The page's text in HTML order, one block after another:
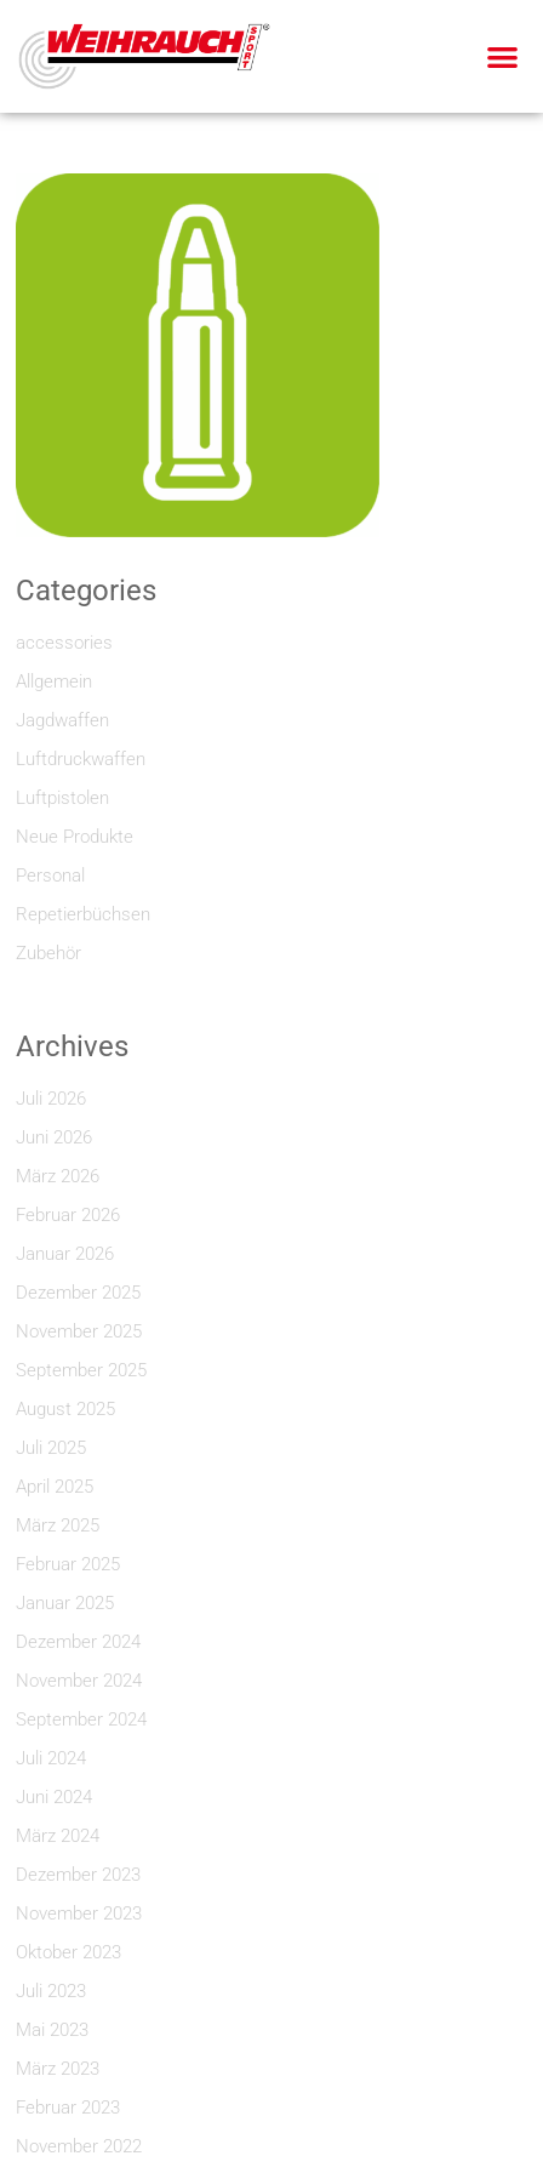
Categories
accessories
Allgemein
Jagdwaffen
Luftdruckwaffen
Luftpistolen
Neue Produkte
Personal
Repetierbüchsen
Zubehör
Archives
Juli 2026
Juni 2026
März 2026
Februar 2026
Januar 2026
Dezember 2025
November 2025
September 2025
August 2025
Juli 2025
April 2025
März 2025
Februar 2025
Januar 2025
Dezember 2024
November 2024
September 2024
Juli 2024
Juni 2024
März 2024
Dezember 2023
November 2023
Oktober 2023
Juli 2023
Mai 2023
März 2023
Februar 2023
November 2022